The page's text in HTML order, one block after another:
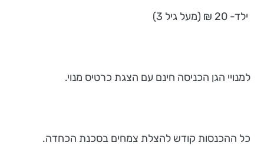
ילד- 20 ₪ (מעל גיל 3)
למנויי הגן הכניסה חינם עם הצגת כרטיס מנוי.
כל ההכנסות קודש להצלת צמחים בסכנת הכחדה.